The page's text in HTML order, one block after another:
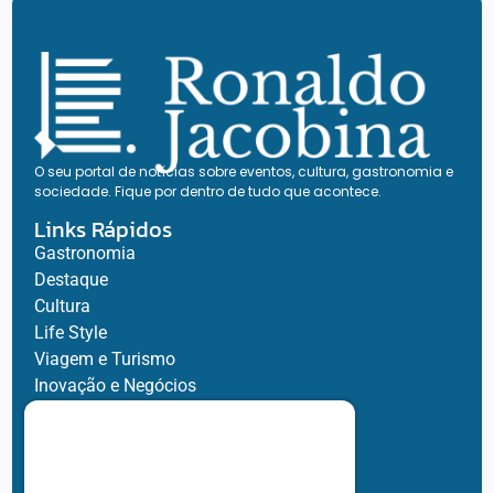
O seu portal de notícias sobre eventos, cultura, gastronomia e
sociedade. Fique por dentro de tudo que acontece.
Links Rápidos
Gastronomia
Destaque
Cultura
Life Style
Viagem e Turismo
Inovação e Negócios